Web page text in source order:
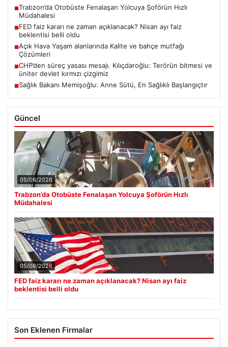
■Trabzon’da Otobüste Fenalaşan Yolcuya Şoförün Hızlı
Müdahalesi
■FED faiz kararı ne zaman açıklanacak? Nisan ayı faiz
beklentisi belli oldu
■Açık Hava Yaşam alanlarında Kalite ve bahçe mutfağı
Çözümleri
■CHP’den süreç yasası mesajı. Kılıçdaroğlu: Terörün bitmesi ve
üniter devlet kırmızı çizgimiz
■Sağlık Bakanı Memişoğlu: Anne Sütü, En Sağlıklı Başlangıçtır
Güncel
05/08/2026
Trabzon’da Otobüste Fenalaşan Yolcuya Şoförün Hızlı
Müdahalesi
05/08/2026
FED faiz kararı ne zaman açıklanacak? Nisan ayı faiz
beklentisi belli oldu
Son Eklenen Firmalar